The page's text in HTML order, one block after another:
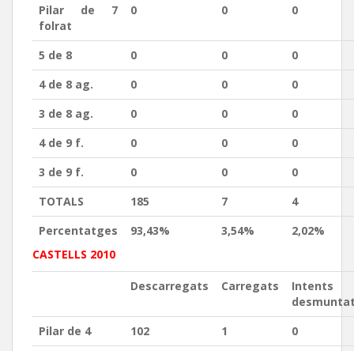
Pilar de 7
folrat
0 0 0
5 de 8 0 0
0
4 de 8 ag.
0 0
0
3 de 8 ag.
0 0
0
4 de 9 f.
0 0
0
3 de 9 f.
0 0
0
TOTALS
185 7
4
Percentatges
93,43% 3,54%
2,02%
CASTELLS 2010
Descarregats Carregats
Intents
Pilar de 4
102 1
0